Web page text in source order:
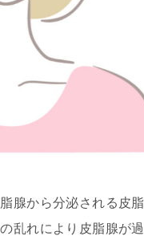
腺から分泌される皮
乱れにより皮脂腺が